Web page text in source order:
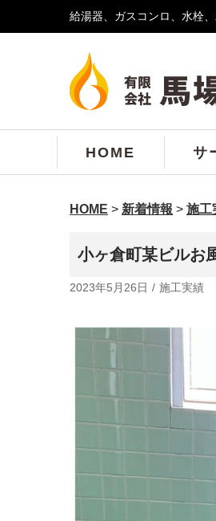
給湯器、ガスコンロ、水栓
HOME サ
HOME > 新着情報 > 施工
小ヶ倉町某ビルお
2023年5月26日 施工実績